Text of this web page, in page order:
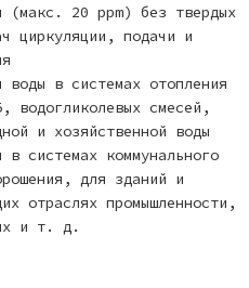
(макс. 20 ppm) без твердых
циркуляции, подачи и
воды в системах отопления
водогликолевых смесей,
и хозяйственной воды
в системах коммунального
для зданий и
отраслях промышленности,
и т. д.